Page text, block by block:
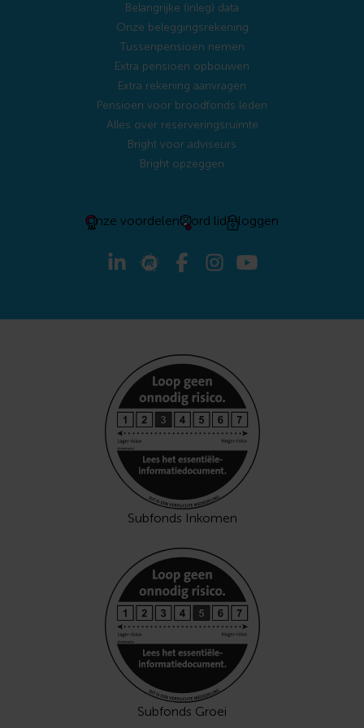
Belangrijke (inleg) data
Onze beleggingsrekening
Tussenpensioen nemen
Extra pensioen opbouwen
Extra rekening aanvragen
Pensioen voor broodfonds leden
Alles over reserveringsruimte
Bright voor adviseurs
Bright opzeggen
Onze voordelenWord lidInloggen
Subfonds Inkomen
Subfonds Groei